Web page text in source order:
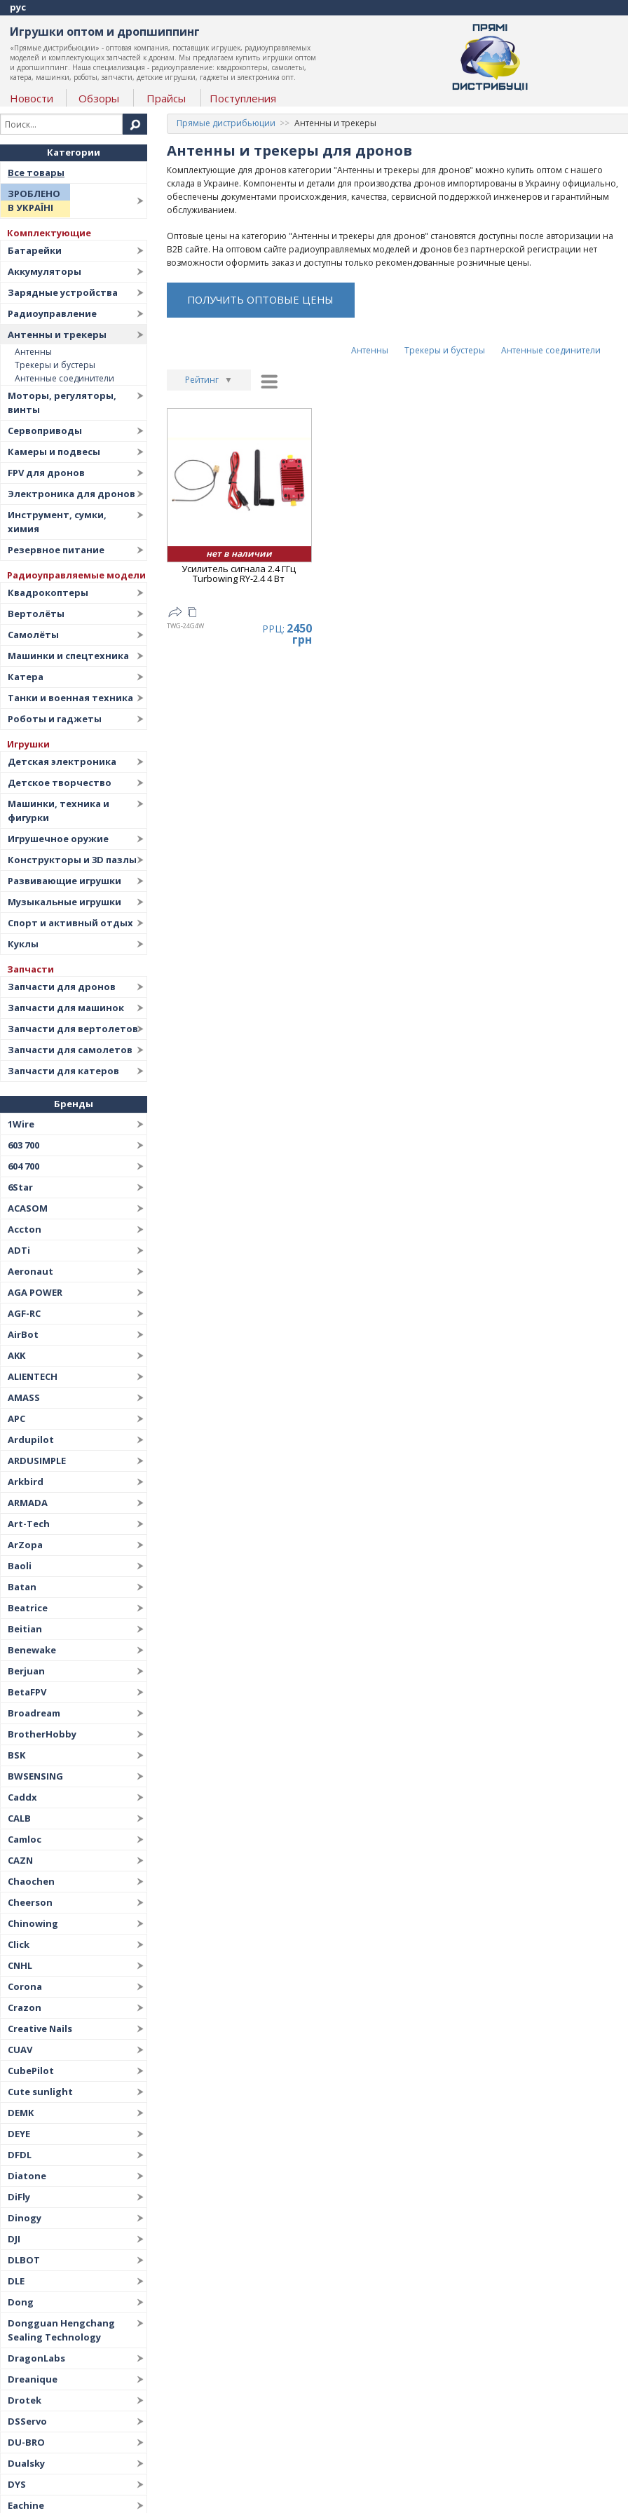
рус
Игрушки оптом и дропшиппинг
«Прямые дистрибьюции» - оптовая компания, поставщик игрушек, радиоуправляемых
моделей и комплектующих запчастей к дронам. Мы предлагаем купить игрушки оптом
и дропшиппинг. Наша специализация - радиоуправление: квадрокоптеры, самолеты,
катера, машинки, роботы, запчасти, детские игрушки, гаджеты и электроника опт.
Новости Обзоры Прайсы Поступления
Категории
Все товары
ЗРОБЛЕНО
В УКРАЇНІ
Комплектующие
Батарейки
Аккумуляторы
Зарядные устройства
Радиоуправление
Антенны и трекеры
Антенны
Трекеры и бустеры
Антенные соединители
Моторы, регуляторы,
винты
Сервоприводы
Камеры и подвесы
FPV для дронов
Электроника для дронов
Инструмент, сумки,
химия
Резервное питание
Радиоуправляемые модели
Квадрокоптеры
Вертолёты
Самолёты
Машинки и спецтехника
Катера
Танки и военная техника
Роботы и гаджеты
Игрушки
Детская электроника
Детское творчество
Машинки, техника и
фигурки
Игрушечное оружие
Конструкторы и 3D пазлы
Развивающие игрушки
Музыкальные игрушки
Спорт и активный отдых
Куклы
Запчасти
Запчасти для дронов
Запчасти для машинок
Запчасти для вертолетов
Запчасти для самолетов
Запчасти для катеров
Бренды
1Wire
603 700
604 700
6Star
ACASOM
Accton
ADTi
Aeronaut
AGA POWER
AGF-RC
AirBot
AKK
ALIENTECH
AMASS
APC
Ardupilot
ARDUSIMPLE
Arkbird
ARMADA
Art-Tech
ArZopa
Baoli
Batan
Beatrice
Beitian
Benewake
Berjuan
BetaFPV
Broadream
BrotherHobby
BSK
BWSENSING
Caddx
CALB
Camloc
CAZN
Chaochen
Cheerson
Chinowing
Click
CNHL
Corona
Crazon
Creative Nails
CUAV
CubePilot
Cute sunlight
DEMK
DEYE
DFDL
Diatone
DiFly
Dinogy
DJI
DLBOT
DLE
Dong
Dongguan Hengchang
Sealing Technology
DragonLabs
Dreanique
Drotek
DSServo
DU-BRO
Dualsky
DYS
Eachine
Прямые дистрибьюции Антенны и трекеры
Антенны и трекеры для дронов
Комплектующие для дронов категории "Антенны и трекеры для дронов" можно купить оптом с нашего
склада в Украине. Компоненты и детали для производства дронов импортированы в Украину официально,
обеспечены документами происхождения, качества, сервисной поддержкой инженеров и гарантийным
обслуживанием.
Оптовые цены на категорию "Антенны и трекеры для дронов" становятся доступны после авторизации на
B2B сайте. На оптовом сайте радиоуправляемых моделей и дронов без партнерской регистрации нет
возможности оформить заказ и доступны только рекомендованные розничные цены.
ПОЛУЧИТЬ ОПТОВЫЕ ЦЕНЫ
Антенны Трекеры и бустеры Антенные соединители
Рейтинг ▼
Цена ▲
Цена
нет в наличии
Усилитель сигнала 2.4 ГГц
Turbowing RY-2.4 4 Вт
TWG-24G4W РРЦ: 2450
грн